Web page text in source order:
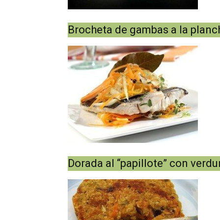
Brocheta de gambas a la
Dorada al “papillote” con